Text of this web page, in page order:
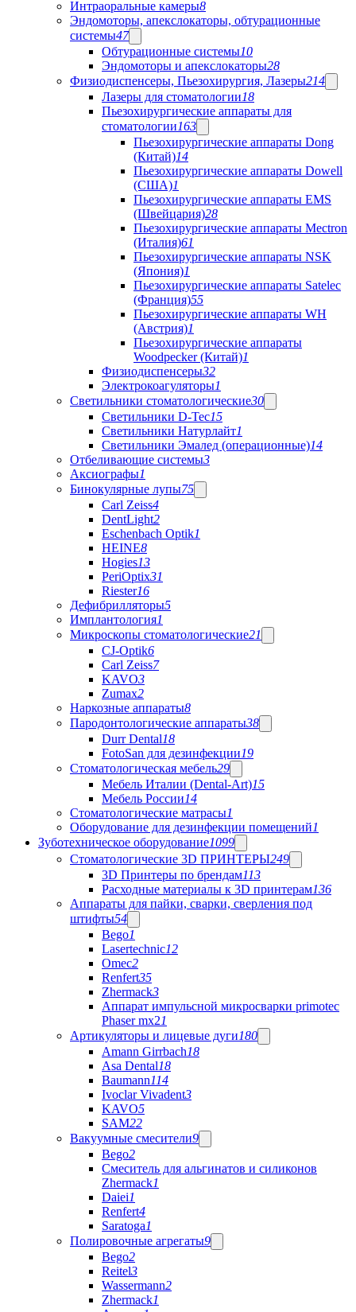
Интраоральные камеры8
Эндомоторы, апекслокаторы, обтурационные
системы47
Обтурационные системы10
Эндомоторы и апекслокаторы28
Физиодиспенсеры, Пьезохирургия, Лазеры214
Лазеры для стоматологии18
Пьезохирургические аппараты для
стоматологии163
Пьезохирургические аппараты Dong
(Китай)14
Пьезохирургические аппараты Dowell
(США)1
Пьезохирургические аппараты EMS
(Швейцария)28
Пьезохирургические аппараты Mectron
(Италия)61
Пьезохирургические аппараты NSK
(Япония)1
Пьезохирургические аппараты Satelec
(Франция)55
Пьезохирургические аппараты WH
(Австрия)1
Пьезохирургические аппараты
Woodpecker (Китай)1
Физиодиспенсеры32
Электрокоагуляторы1
Светильники стоматологические30
Светильники D-Tec15
Светильники Натурлайт1
Светильники Эмалед (операционные)14
Отбеливающие системы3
Аксиографы1
Бинокулярные лупы75
Carl Zeiss4
DentLight2
Eschenbach Optik1
HEINE8
Hogies13
PeriOptix31
Riester16
Дефибрилляторы5
Имплантология1
Микроскопы стоматологические21
CJ-Optik6
Carl Zeiss7
KAVO3
Zumax2
Наркозные аппараты8
Пародонтологические аппараты38
Durr Dental18
FotoSan для дезинфекции19
Стоматологическая мебель29
Мебель Италии (Dental-Art)15
Мебель России14
Стоматологические матрасы1
Оборудование для дезинфекции помещений1
Зуботехническое оборудование1099
Стоматологические 3D ПРИНТЕРЫ249
3D Принтеры по брендам113
Расходные материалы к 3D принтерам136
Аппараты для пайки, сварки, сверления под
штифты54
Bego1
Lasertechnic12
Omec2
Renfert35
Zhermack3
Аппарат импульсной микросварки primotec
Phaser mx21
Артикуляторы и лицевые дуги180
Amann Girrbach18
Asa Dental18
Baumann114
Ivoclar Vivadent3
KAVO5
SAM22
Вакуумные смесители9
Bego2
Cмеситель для альгинатов и силиконов
Zhermack1
Daiei1
Renfert4
Saratoga1
Полировочные агрегаты9
Bego2
Reitel3
Wassermann2
Zhermack1